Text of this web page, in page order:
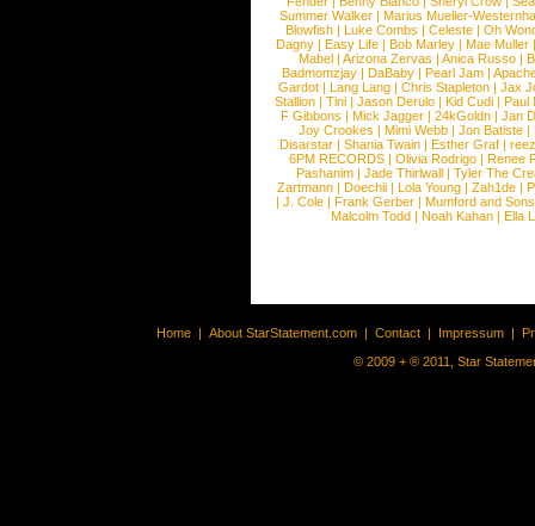
Summer Walker |Marius Mueller-
Blowfish | Luke Combs | Celeste | Oh
Dagny |Easy Life |Bob Marley |Mae Muller
Mabel |Arizona Zervas |Anica Russo |
Badmomzjay |DaBaby |Pearl Jam |
Gardot | Lang Lang | Chris Stapleton | Jax
Stallion |Tini |Jason Derulo |Kid Cudi |Paul
F Gibbons | Mick Jagger | 24kGoldn | Jan
Joy Crookes | Mimi Webb | Jon Batiste |
Disarstar | Shania Twain | Esther Graf |
6PM RECORDS | Olivia Rodrigo | Renee
Pashanim |Jade Thirlwall |Tyler The
Zartmann | Doechii | Lola Young | Zah1de |
| J. Cole | Frank Gerber | Mumford and Sons
Malcolm Todd | Noah Kahan | Ella
Home | About StarStatement.com | Contact | Impressum |
© 2009 + ® 2011, Star